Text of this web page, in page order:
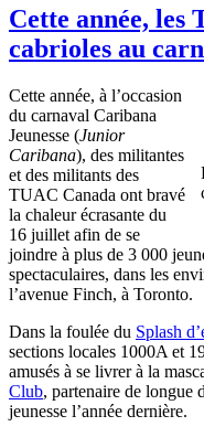
Cette année, les
cabrioles au
Cette année, à l’occasion
du carnaval Caribana
Jeunesse (Junior
Caribana), des militantes
et des militants des
TUAC Canada ont bravé
la chaleur écrasante du
16 juillet afin de se
joindre à plus de 3 000
spectaculaires, dans les
l’avenue Finch, à Toronto.
Dans la foulée du Splash
sections locales 1000A et
amusés à se livrer à la
Club, partenaire de longue
jeunesse l’année dernière.